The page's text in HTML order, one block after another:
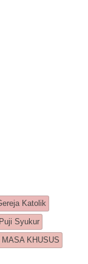
Katolik
Syukur
KHUSUS